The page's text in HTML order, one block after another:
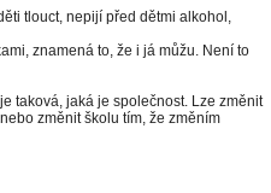
tlouct, nepijí před dětmi alkohol,
znamená to, že i já můžu. Není to
taková, jaká je společnost. Lze změnit
změnit školu tím, že změním